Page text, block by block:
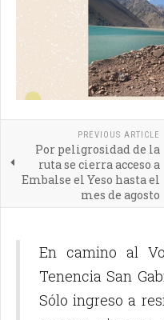
PREVIOUS ARTICLE
Por peligrosidad de la
ruta se cierra acceso a
Embalse el Yeso hasta el
mes de agosto
En camino al
Tenencia San
Sólo ingreso a